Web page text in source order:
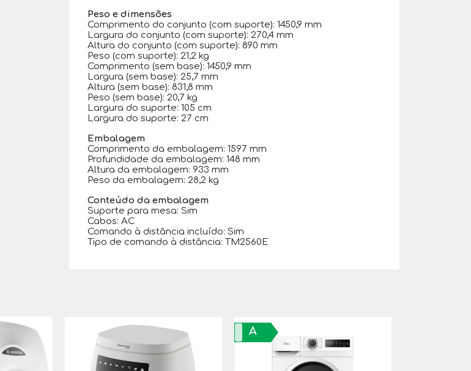
Peso e dimensões
Comprimento do conjunto (com suporte): 1450,9 mm
Largura do conjunto (com suporte): 270,4 mm
Altura do conjunto (com suporte): 890 mm
Peso (com suporte): 21,2 kg
Comprimento (sem base): 1450,9 mm
Largura (sem base): 25,7 mm
Altura (sem base): 831,8 mm
Peso (sem base): 20,7 kg
Largura do suporte: 105 cm
Largura do suporte: 27 cm
Embalagem
Comprimento da embalagem: 1597 mm
Profundidade da embalagem: 148 mm
Altura da embalagem: 933 mm
Peso da embalagem: 28,2 kg
Conteúdo da embalagem
Suporte para mesa: Sim
Cabos: AC
Comando à distância incluído: Sim
Tipo de comando à distância: TM2560E
A